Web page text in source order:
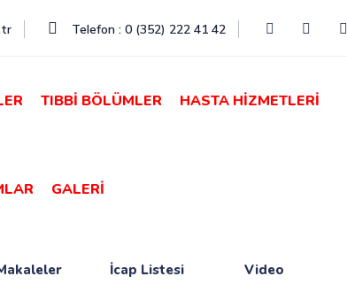
Telefon : 0 (352) 222 41 42
TIBBİ BÖLÜMLER HASTA HİZMETLERİ
GALERİ
İcap Listesi Video